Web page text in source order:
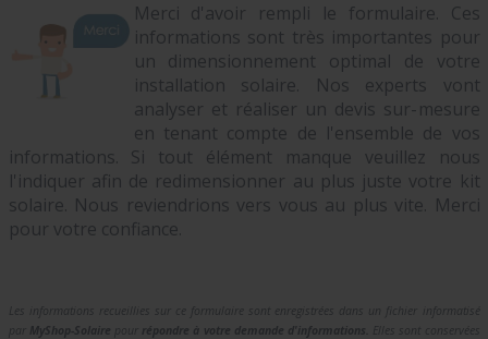
Merci d'avoir rempli le formulaire. Ces
informations sont très importantes pour
un dimensionnement optimal de votre
installation solaire. Nos experts vont
analyser et réaliser un devis sur-mesure
en tenant compte de l'ensemble de vos
informations. Si tout élément manque veuillez nous
l'indiquer afin de redimensionner au plus juste votre kit
solaire. Nous reviendrions vers vous au plus vite. Merci
pour votre confiance.
Les informations recueillies sur ce formulaire sont enregistrées dans un fichier informatisé
par MyShop-Solaire pour répondre à votre demande d'informations.
Elles sont conservées